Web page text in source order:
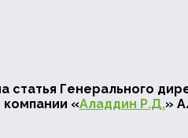
статья Генерального
компании «Аладдин Р.Д.»